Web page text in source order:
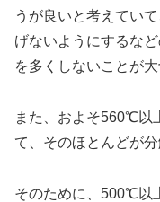
うが良いと考えてい
げないようにするな
を多くしないことが
また、およそ560℃以
て、そのほとんどが分
そのために、500℃以